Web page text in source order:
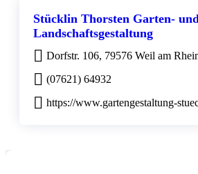
Stücklin Thorsten Garten-
Landschaftsgestaltung
Dorfstr. 106, 79576 Weil am
(07621) 64932
https://www.gartengestaltung-